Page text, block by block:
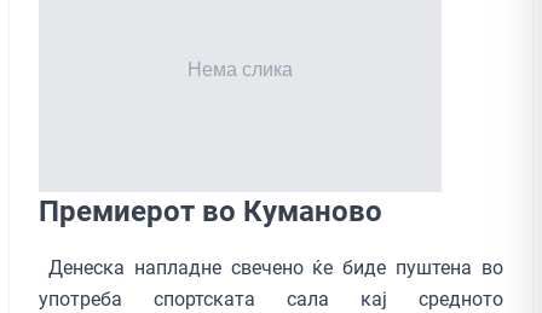
Премиерот во Куманово
Денеска напладне свечено ќе биде пуштена во
употреба спортската сала кај средното